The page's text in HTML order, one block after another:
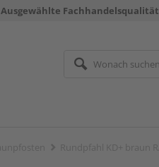
Ausgewählte Fachhandelsqualität